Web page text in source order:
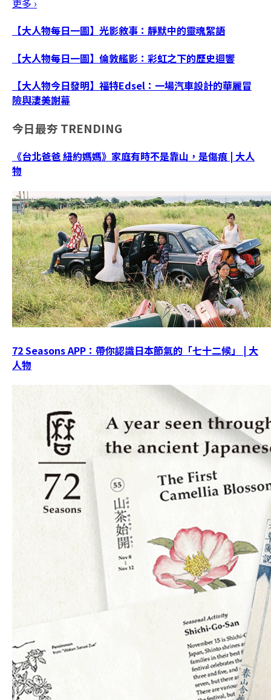
更多 ›
【大人物每日一圖】光影敘事：靜默中的靈魂絮語
【大人物每日一圖】倫敦艦影：彩虹之下的歷史迴響
【大人物今日發明】福特Edsel：一場汽車設計的華麗冒
險與淒美謝幕
今日最夯 TRENDING
《台北爸爸 紐約媽媽》家庭有時不是靠山，是傷痕 | 大人
物
72 Seasons APP：帶你認識日本節氣的「七十二候」 | 大
人物